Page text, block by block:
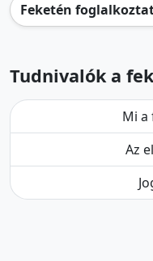
Feketén
Tudnivalók a
Mi a
Az